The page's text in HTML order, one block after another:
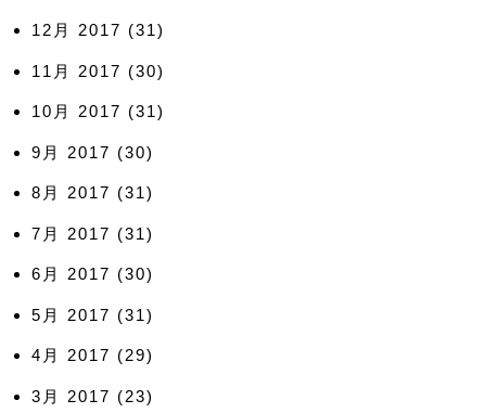
12月 2017 (31)
11月 2017 (30)
10月 2017 (31)
9月 2017 (30)
8月 2017 (31)
7月 2017 (31)
6月 2017 (30)
5月 2017 (31)
4月 2017 (29)
3月 2017 (23)